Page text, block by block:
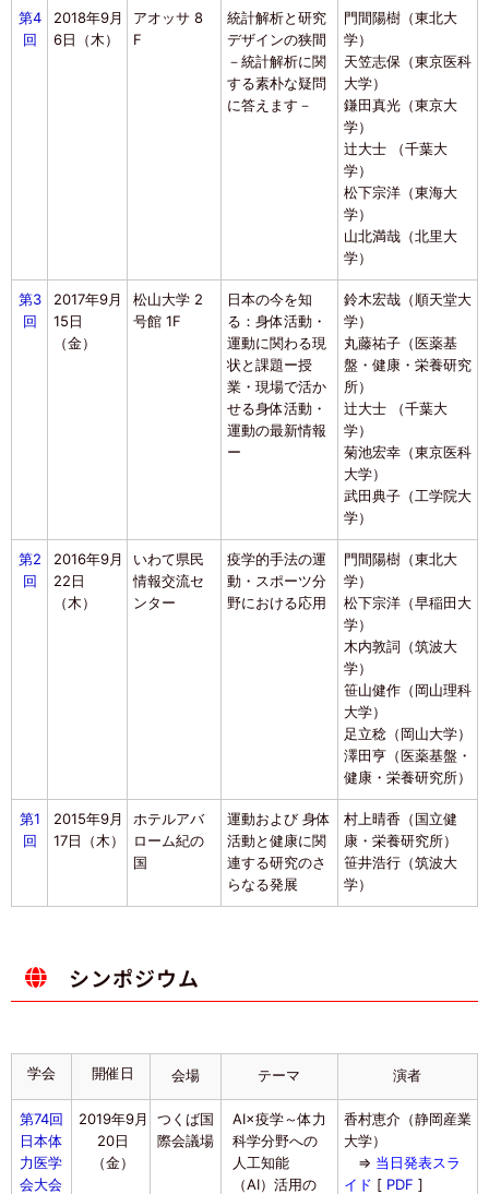
第4
回
2018年9月
6日（木）
アオッサ 8
F
統計解析と研究
デザインの狭間
－統計解析に関
する素朴な疑問
に答えます－
門間陽樹（東北大
学）
天笠志保（東京医科
大学）
鎌田真光（東京大
学）
辻大士 （千葉大
学）
松下宗洋（東海大
学）
山北満哉（北里大
学）
第3
回
2017年9月
15日
（金）
松山大学 2
号館 1F
日本の今を知
る：身体活動・
運動に関わる現
状と課題ー授
業・現場で活か
せる身体活動・
運動の最新情報
ー
鈴木宏哉（順天堂大
学）
丸藤祐子（医薬基
盤・健康・栄養研究
所）
辻大士 （千葉大
学）
菊池宏幸（東京医科
大学）
武田典子（工学院大
学）
第2
回
2016年9月
22日
（木）
いわて県民
情報交流セ
ンター
疫学的手法の運
動・スポーツ分
野における応用
門間陽樹（東北大
学）
松下宗洋（早稲田大
学）
木内敦詞（筑波大
学）
笹山健作（岡山理科
大学）
足立稔（岡山大学）
澤田亨（医薬基盤・
健康・栄養研究所）
第1
回
2015年9月
17日（木）
ホテルアバ
ローム紀の
国
運動および 身体
活動と健康に関
連する研究のさ
らなる発展
村上晴香（国立健
康・栄養研究所）
笹井浩行（筑波大
学）
シンポジウム
学会 開催日 会場 テーマ 演者
第74回
日本体
力医学
会大会
2019年9月
20日
（金）
つくば国
際会議場
AI×疫学～体力
科学分野への
人工知能
（AI）活用の
香村恵介（静岡産業
大学）
⇒ 当日発表スラ
イド [ PDF ]